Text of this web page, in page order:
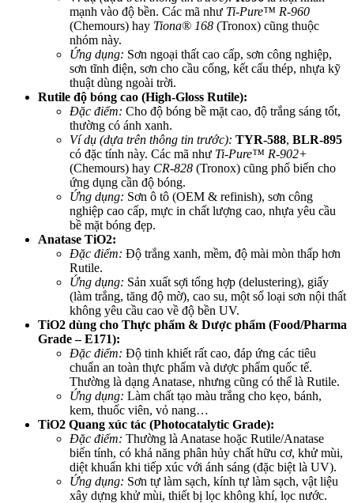
mạnh vào độ bền. Các mã như Ti-Pure™ R-960
(Chemours) hay Tiona® 168 (Tronox) cũng thuộc
nhóm này.
Ứng dụng: Sơn ngoại thất cao cấp, sơn công nghiệp,
sơn tĩnh điện, sơn cho cầu cống, kết cấu thép, nhựa kỹ
thuật dùng ngoài trời.
Rutile độ bóng cao (High-Gloss Rutile):
Đặc điểm: Cho độ bóng bề mặt cao, độ trắng sáng tốt,
thường có ánh xanh.
Ví dụ (dựa trên thông tin trước): TYR-588, BLR-895
có đặc tính này. Các mã như Ti-Pure™ R-902+
(Chemours) hay CR-828 (Tronox) cũng phổ biến cho
ứng dụng cần độ bóng.
Ứng dụng: Sơn ô tô (OEM & refinish), sơn công
nghiệp cao cấp, mực in chất lượng cao, nhựa yêu cầu
bề mặt bóng đẹp.
Anatase TiO2:
Đặc điểm: Độ trắng xanh, mềm, độ mài mòn thấp hơn
Rutile.
Ứng dụng: Sản xuất sợi tổng hợp (delustering), giấy
(làm trắng, tăng độ mờ), cao su, một số loại sơn nội thất
không yêu cầu cao về độ bền UV.
TiO2 dùng cho Thực phẩm & Dược phẩm (Food/Pharma
Grade – E171):
Đặc điểm: Độ tinh khiết rất cao, đáp ứng các tiêu
chuẩn an toàn thực phẩm và dược phẩm quốc tế.
Thường là dạng Anatase, nhưng cũng có thể là Rutile.
Ứng dụng: Làm chất tạo màu trắng cho kẹo, bánh,
kem, thuốc viên, vỏ nang…
TiO2 Quang xúc tác (Photocatalytic Grade):
Đặc điểm: Thường là Anatase hoặc Rutile/Anatase
biến tính, có khả năng phân hủy chất hữu cơ, khử mùi,
diệt khuẩn khi tiếp xúc với ánh sáng (đặc biệt là UV).
Ứng dụng: Sơn tự làm sạch, kính tự làm sạch, vật liệu
xây dựng khử mùi, thiết bị lọc không khí, lọc nước.